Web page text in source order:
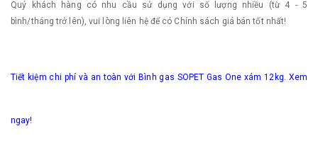
Quý khách hàng có nhu cầu sử dụng với số lượng nhiều (từ 4 - 5
bình/tháng trở lên), vui lòng liên hệ để có Chính sách giá bán tốt nhất!
Tiết kiệm chi phí và an toàn với Bình gas SOPET Gas One xám 12kg. Xem
ngay!